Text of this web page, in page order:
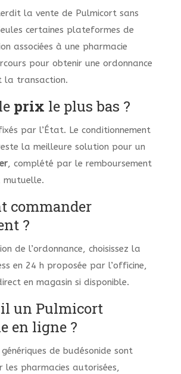
la vente de Pulmicort sans
certaines plateformes de
associées à une pharmacie
pour obtenir une ordonnance
la transaction.
prix le plus bas ?
par l’État. Le conditionnement
la meilleure solution pour un
, complété par le remboursement
mutuelle.
commander
?
de l’ordonnance, choisissez la
en 24 h proposée par l’officine,
en magasin si disponible.
un Pulmicort
en ligne ?
de budésonide sont
les pharmacies autorisées,